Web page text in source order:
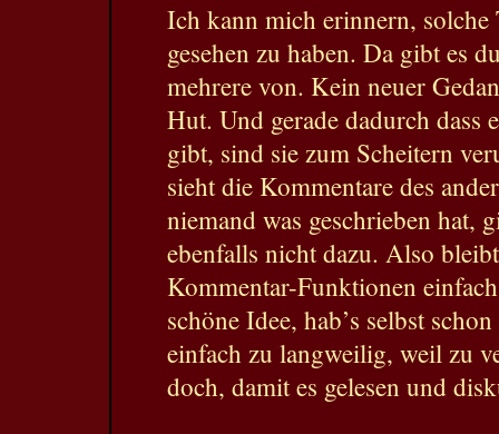
Ich kann mich erinnern, solche
gesehen zu haben. Da gibt es
mehrere von. Kein neuer
Hut. Und gerade dadurch dass
gibt, sind sie zum Scheitern
sieht die Kommentare des
niemand was geschrieben hat,
ebenfalls nicht dazu. Also
Kommentar-Funktionen
schöne Idee, hab’s selbst
einfach zu langweilig, weil zu
doch, damit es gelesen und